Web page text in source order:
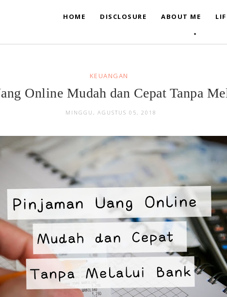
HOME DISCLOSURE ABOUT ME
KEUANGAN
Online Mudah dan Cepat Tanpa
MINGGU, AGUSTUS 05, 2018